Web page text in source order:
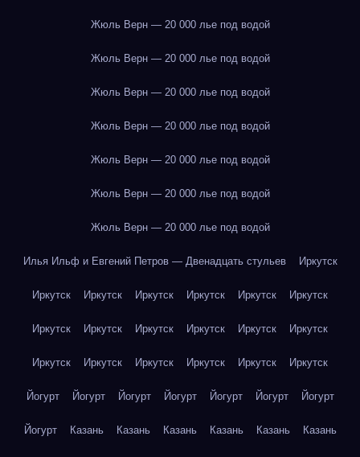
Жюль Верн — 20 000 лье под водой
Жюль Верн — 20 000 лье под водой
Жюль Верн — 20 000 лье под водой
Жюль Верн — 20 000 лье под водой
Жюль Верн — 20 000 лье под водой
Жюль Верн — 20 000 лье под водой
Жюль Верн — 20 000 лье под водой
Илья Ильф и Евгений Петров — Двенадцать стульев Иркутск
Иркутск Иркутск Иркутск Иркутск Иркутск Иркутск
Иркутск Иркутск Иркутск Иркутск Иркутск Иркутск
Иркутск Иркутск Иркутск Иркутск Иркутск Иркутск
Йогурт Йогурт Йогурт Йогурт Йогурт Йогурт Йогурт
Йогурт Казань Казань Казань Казань Казань Казань